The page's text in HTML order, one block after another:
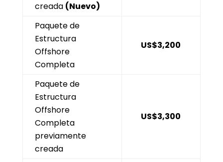
creada (Nuevo)
Paquete de
Estructura
Offshore
Completa
US$3,200
Paquete de
Estructura
Offshore
Completa
previamente
creada
US$3,300